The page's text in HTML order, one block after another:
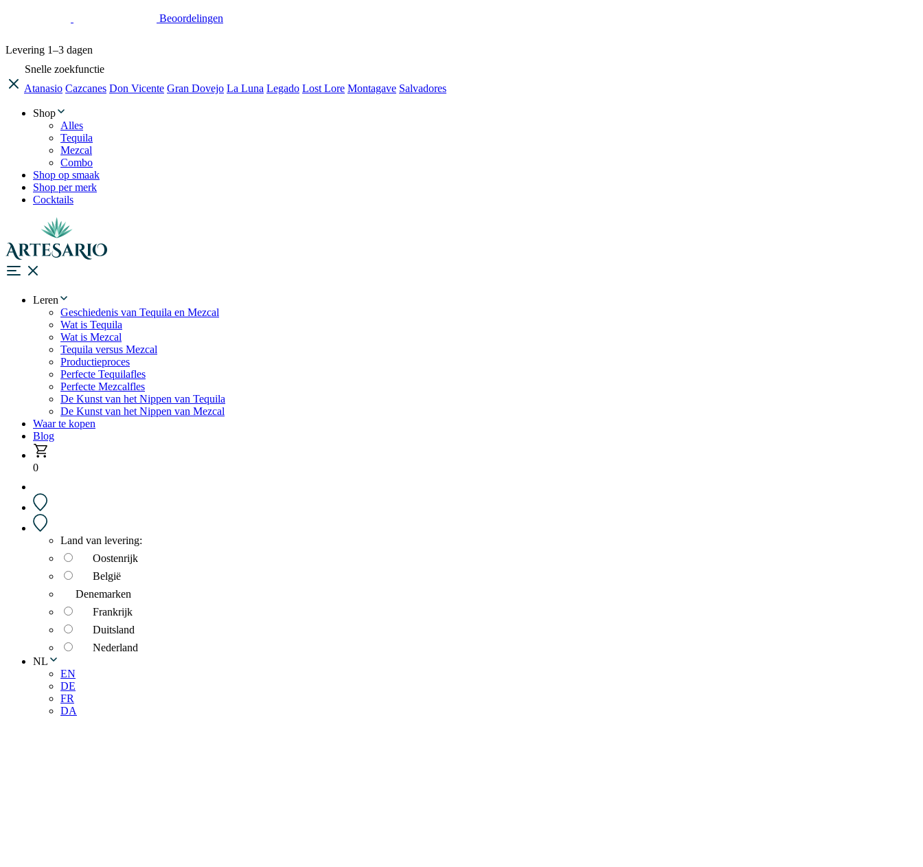
Beoordelingen
Levering 1–3 dagen
Snelle zoekfunctie
Atanasio Cazcanes Don Vicente Gran Dovejo La Luna Legado Lost Lore Montagave Salvadores
Shop
Alles
Tequila
Mezcal
Combo
Shop op smaak
Shop per merk
Cocktails
Leren
Geschiedenis van Tequila en Mezcal
Wat is Tequila
Wat is Mezcal
Tequila versus Mezcal
Productieproces
Perfecte Tequilafles
Perfecte Mezcalfles
De Kunst van het Nippen van Tequila
De Kunst van het Nippen van Mezcal
Waar te kopen
Blog
0
Land van levering:
Oostenrijk
België
Denemarken
Frankrijk
Duitsland
Nederland
NL
EN
DE
FR
DA